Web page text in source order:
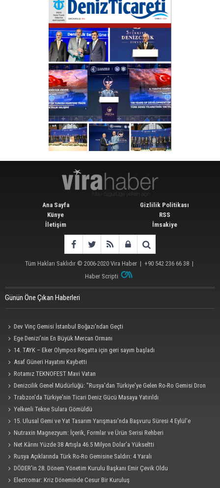
Ana Sayfa
Künye
İletişim
Gizlilik Politikası
RSS
İmsakiye
Tüm Hakları Saklıdır © 2006-2020 Vira Haber | +90 542 236 66 38 |
Haber Scripti
Günün Öne Çıkan Haberleri
Dev Vinç Gemisi İstanbul Boğazı'ndan Geçti
Ege Denizi’nin En Büyük Mercan Ormanı
14. TAYK – Eker Olympos Regatta için geri sayım başladı
Asaf Güneri Hayatını Kaybetti
Rotamız TEKNOFEST Mavi Vatan
Denizcilik Genel Müdürlüğü: "Rusya'dan Türkiye'ye Gelen Ro-Ro Gemisi Dron
Saldırısına Uğradı"
Trabzon'da Türkiye'nin Ticari Deniz Gücü Masaya Yatırıldı
Yelkenli Tekne Sulara Gömüldü
15. Ulusal Gemi ve Yat Tasarım Yarışması'nda Başvuru Süresi 4 Eylül'e
Uzatıldı
Nutraxin Magnezyum: İçerik, Formlar ve Ürün Serisi Rehberi
Net Kârını Yüzde 38 Artışla 46.5 Milyon Dolar’a Yükseltti
Rusya Açıklarında Türk Ro-Ro Gemisine Saldırı: 4 Yaralı
DÖDER'in 28. Dönem Yönetim Kurulu Başkanı Emir Çevik Oldu
Electromar: Kriz Döneminde Cesur Bir Kuruluş